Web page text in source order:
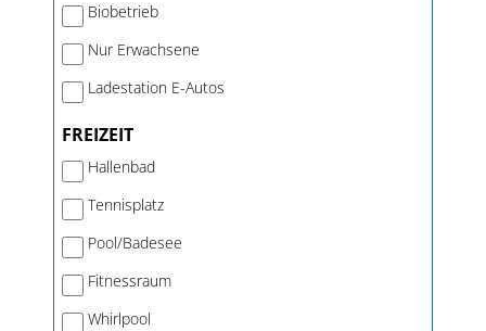
Biobetrieb
Nur Erwachsene
Ladestation E-Autos
FREIZEIT
Hallenbad
Tennisplatz
Pool/Badesee
Fitnessraum
Whirlpool